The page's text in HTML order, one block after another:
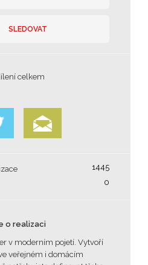
SLEDOVAT
celkem
1445
0
o realizaci
v moderním pojetí. Vytvoří
veřejném i domácím